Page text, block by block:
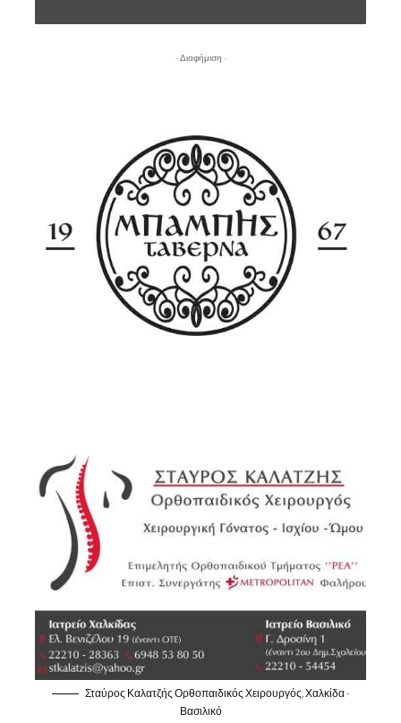
- Διαφήμιση -
Σταύρος Καλατζής Ορθοπαιδικός Χειρουργός, Χαλκίδα -
Βασιλικό